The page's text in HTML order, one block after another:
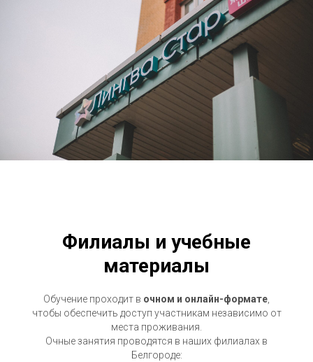
Филиалы и учебные
материалы
Обучение проходит в очном и онлайн-формате,
чтобы обеспечить доступ участникам независимо от
места проживания.
Очные занятия проводятся в наших филиалах в
Белгороде: